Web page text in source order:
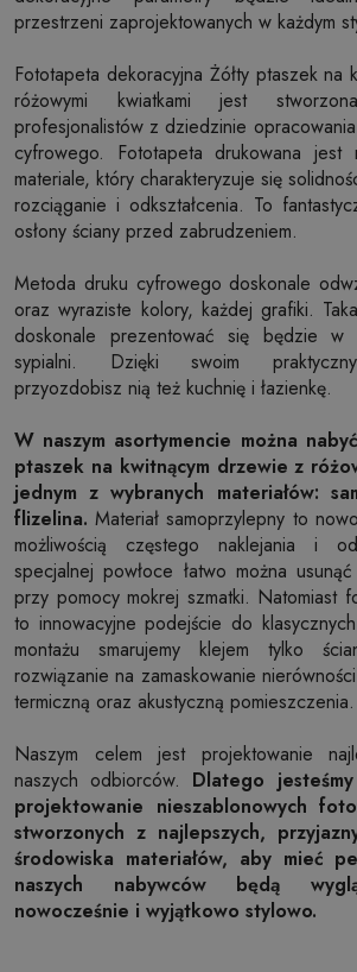
przestrzeni zaprojektowanych w każdym
Fototapeta dekoracyjna Żółty ptaszek na
różowymi kwiatkami jest
profesjonalistów z dziedzinie
cyfrowego. Fototapeta drukowana jest
materiale, który charakteryzuje się
rozciąganie i odkształcenia. To
osłony ściany przed zabrudzeniem.
Metoda druku cyfrowego doskonale
oraz wyraziste kolory, każdej grafiki.
doskonale prezentować się będzie w
sypialni. Dzięki swoim
przyozdobisz nią też kuchnię i łazienkę.
W naszym asortymencie można
ptaszek na kwitnącym drzewie z
jednym z wybranych materiałów:
flizelina. Materiał samoprzylepny to
możliwością częstego naklejania i
specjalnej powłoce łatwo można
przy pomocy mokrej szmatki. Natomiast
to innowacyjne podejście do
montażu smarujemy klejem tylko
rozwiązanie na zamaskowanie
termiczną oraz akustyczną pomieszczenia.
Naszym celem jest projektowanie
naszych odbiorców. Dlatego
projektowanie nieszablonowych
stworzonych z najlepszych,
środowiska materiałów, aby mieć
naszych nabywców będą
nowocześnie i wyjątkowo stylowo.